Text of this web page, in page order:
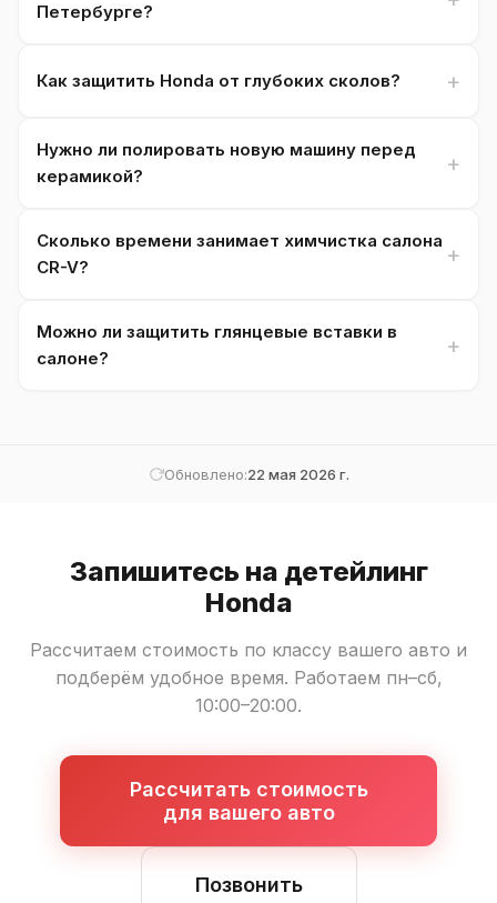
Петербурге?
Как защитить Honda от глубоких сколов?
Нужно ли полировать новую машину перед
керамикой?
Сколько времени занимает химчистка салона
CR-V?
Можно ли защитить глянцевые вставки в
салоне?
Обновлено:22 мая 2026 г.
Запишитесь на детейлинг
Honda
Рассчитаем стоимость по классу вашего авто и
подберём удобное время. Работаем пн–сб,
10:00–20:00.
Рассчитать стоимость
для вашего авто
Позвонить